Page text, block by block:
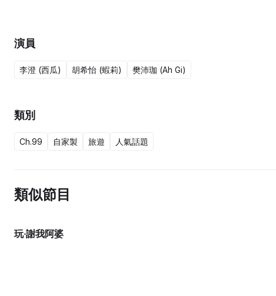
演員
李澄 (西瓜) 胡希怡 (蝦莉) 樊沛珈 (Ah Gi)
類別
Ch.99 自家製 旅遊 人氣話題
類似節目
玩‧謝我阿婆